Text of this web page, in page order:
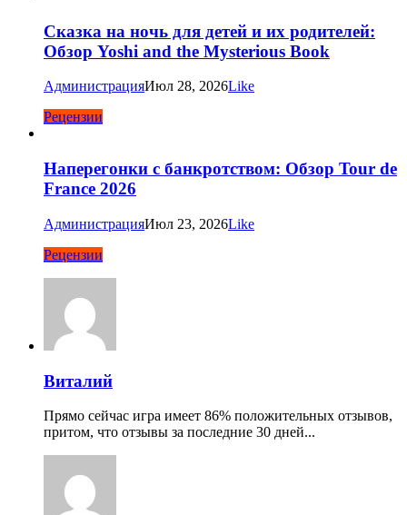
Сказка на ночь для детей и их родителей:
Обзор Yoshi and the Mysterious Book
АдминистрацияИюл 28, 2026Like
Рецензии
Наперегонки с банкротством: Обзор Tour de
France 2026
АдминистрацияИюл 23, 2026Like
Рецензии
Виталий
Прямо сейчас игра имеет 86% положительных отзывов,
притом, что отзывы за последние 30 дней...